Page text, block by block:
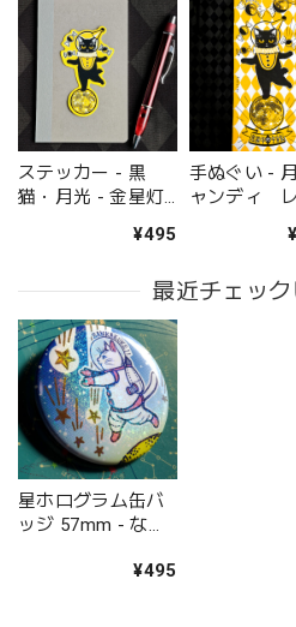
ステッカー - 黒
猫・月光 - 金星灯
¥495
手ぬぐい -
ャンディ
最近チェッ
星ホログラム缶バ
ッジ 57mm - なん
¥495